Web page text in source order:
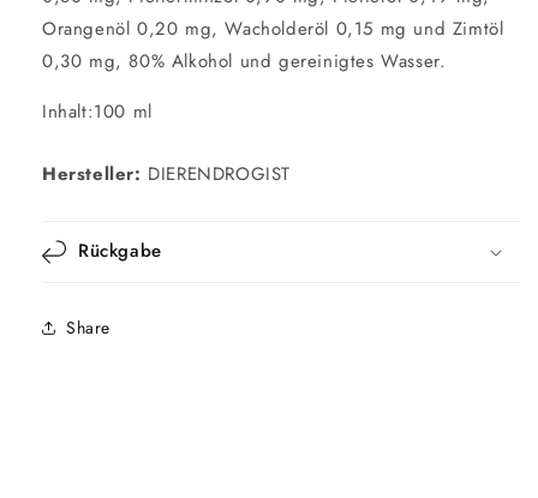
Orangenöl 0,20 mg, Wacholderöl 0,15 mg und Zimtöl
0,30 mg, 80% Alkohol und gereinigtes Wasser.
Inhalt:100 ml
Hersteller: DIERENDROGIST
Rückgabe
Share